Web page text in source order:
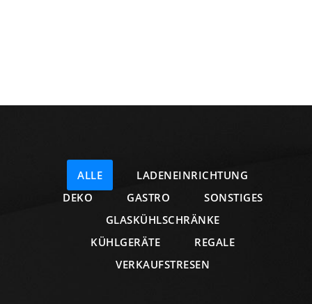
ALLE
LADENEINRICHTUNG
DEKO
GASTRO
SONSTIGES
GLASKÜHLSCHRÄNKE
KÜHLGERÄTE
REGALE
VERKAUFSTRESEN